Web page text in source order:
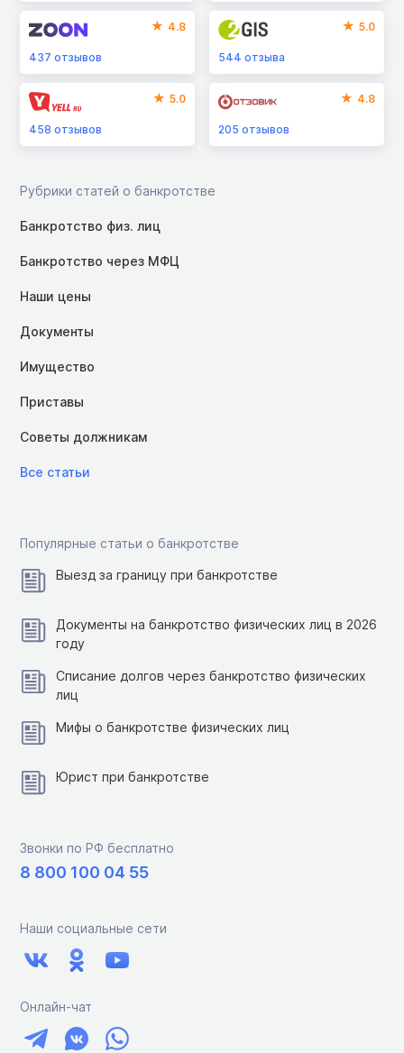
4.8
437 отзывов
5.0
544отзыва
5.0
458 отзывов
4.8
205отзывов
Рубрики статей о банкротстве
Банкротство физ. лиц
Банкротство через МФЦ
Наши цены
Документы
Имущество
Приставы
Советы должникам
Все статьи
Популярные статьи о банкротстве
Выезд за границу при банкротстве
Документы на банкротство физических лиц в 2026
году
Списание долгов через банкротство физических
лиц
Мифы о банкротстве физических лиц
Юрист при банкротстве
Звонки по РФ бесплатно
8 800 100 04 55
Наши социальные сети
Онлайн-чат